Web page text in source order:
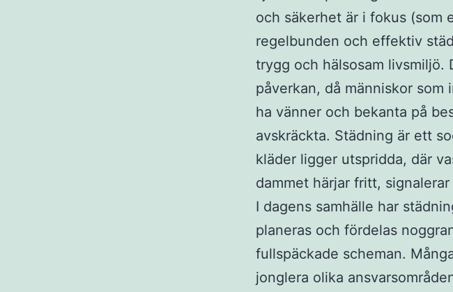
och säkerhet är i fokus (som
regelbunden och effektiv
trygg och hälsosam livsmiljö.
påverkan, då människor
ha vänner och bekanta på
avskräckta. Städning är ett
kläder ligger utspridda, där
dammet härjar fritt,
I dagens samhälle har
planeras och fördelas
fullspäckade scheman.
jonglera olika